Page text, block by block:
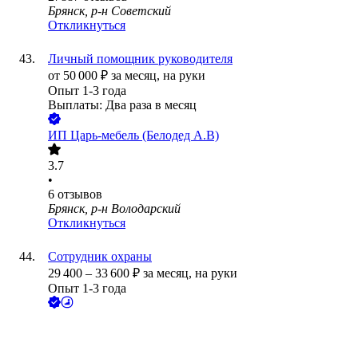
Брянск, р-н Советский
Откликнуться
Личный помощник руководителя
от 50 000 ₽ за месяц, на руки
Опыт 1-3 года
Выплаты: Два раза в месяц
ИП Царь-мебель (Белодед А.В)
3.7
•
6 отзывов
Брянск, р-н Володарский
Откликнуться
Сотрудник охраны
29 400 – 33 600 ₽ за месяц, на руки
Опыт 1-3 года